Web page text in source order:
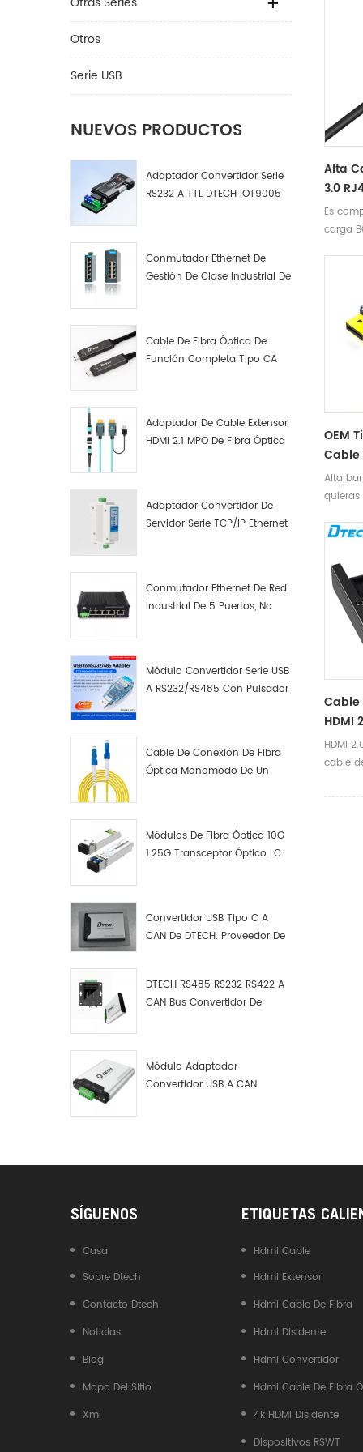
Otros
Serie USB
NUEVOS PRODUCTOS
Adaptador Convertidor Serie
RS232 A TTL DTECH IOT9005
Conmutador Ethernet De
Gestión De Clase Industrial De
Cable De Fibra Óptica De
Función Completa Tipo CA
Adaptador De Cable Extensor
HDMI 2.1 MPO De Fibra Óptica
Adaptador Convertidor De
Servidor Serie TCP/IP Ethernet
Conmutador Ethernet De Red
Industrial De 5 Puertos, No
Módulo Convertidor Serie USB
A RS232/RS485 Con Pulsador
Cable De Conexión De Fibra
Óptica Monomodo De Un
Módulos De Fibra Óptica 10G
1.25G Transceptor Óptico LC
Convertidor USB Tipo C A
CAN De DTECH. Proveedor De
DTECH RS485 RS232 RS422 A
CAN Bus Convertidor De
Módulo Adaptador
Convertidor USB A CAN
Alta
3.0
De
Hub
Es
carga
de
no es
con
OEM
Cable
USB
Cable
Tablet
Alta
quieras
DP1.4,
infinita
Cable
HDMI
Video
HDMI
HDMI
cable
SÍGUENOS
Casa
Sobre Dtech
Contacto Dtech
Noticias
Blog
Mapa Del Sitio
Xml
ETIQUETAS
Hdmi Cable
Hdmi Extensor
Hdmi Cable De Fibra
Hdmi Disidente
Hdmi Convertidor
Hdmi Cable De Fibra
4k HDMI Disidente
Dispositivos RSWT